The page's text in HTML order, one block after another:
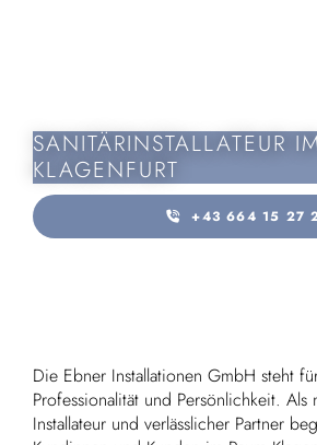
SANITÄRINSTALLATEUR
KLAGENFURT
+43 664 15 27
Die Ebner Installationen GmbH steht
Professionalität und Persönlichkeit. Als
Installateur und verlässlicher Partner